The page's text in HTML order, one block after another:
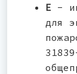
Е -
для